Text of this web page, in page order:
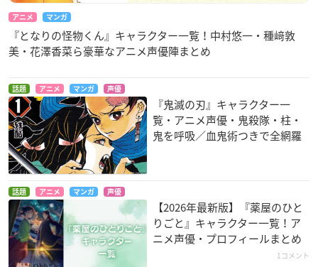
ブ）
スクルド
ーゴーン 第2クール
リリー・ハイネマン
この音とまれ！
鳳月さとわ
フルーツバスケット
魚谷ありさ
Fairy gone フェアリ
ーゴーン
リリー・ハイネマン
アニメ マンガ
『となりの怪物くん』キャラクター一覧！中村悠一・種﨑敦
美・花澤香菜ら豪華なアニメ声優陣まとめ
話題 アニメ マンガ 声優
『鬼滅の刃』キャラクター一
覧・アニメ声優・鬼殺隊・柱・
鬼を呼吸／血鬼術つきで全網羅
話題 アニメ マンガ 声優
【2026年最新版】『薬屋のひと
りごと』キャラクター一覧！ア
ニメ声優・プロフィールまとめ
1コメント